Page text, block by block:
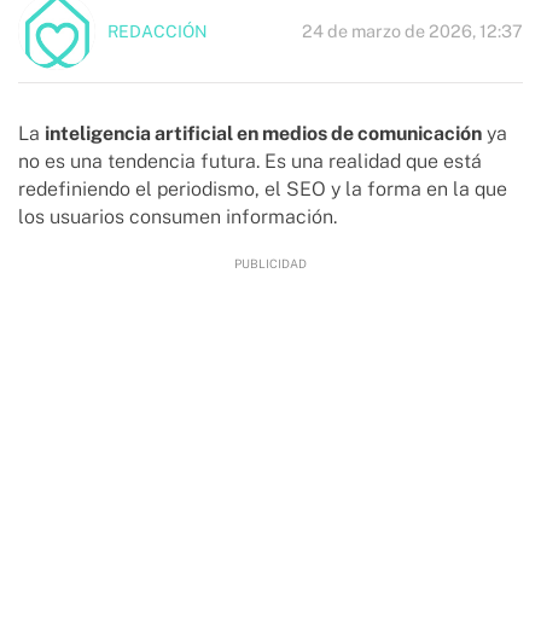
REDACCIÓN 24 de marzo de 2026, 12:37
La inteligencia artificial en medios de comunicación ya
no es una tendencia futura. Es una realidad que está
redefiniendo el periodismo, el SEO y la forma en la que
los usuarios consumen información.